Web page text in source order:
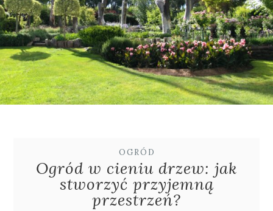
OGRÓD
Ogród w cieniu drzew: jak
stworzyć przyjemną
przestrzeń?